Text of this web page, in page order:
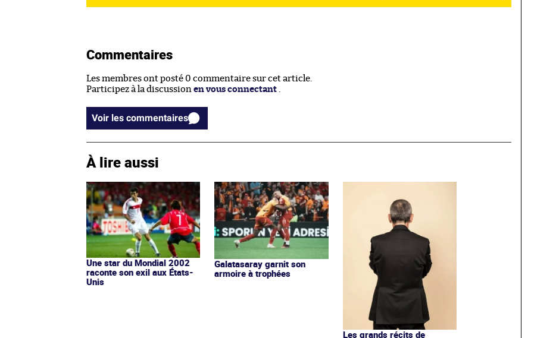
Commentaires
Les membres ont posté 0 commentaire sur cet article.
Participez à la discussion en vous connectant .
Voir les commentaires
À lire aussi
Une star du Mondial 2002
raconte son exil aux États-
Unis
Galatasaray garnit son
armoire à trophées
Les grands récits de